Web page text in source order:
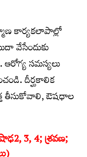
కార్యకలాపాల్లో
వేసేందుకు
ఆరోగ్య సమస్యలు
దీర్ఘకాలిక
తీసుకోవాలి, ఔషధాల
, 3, 4; శ్రవణ;